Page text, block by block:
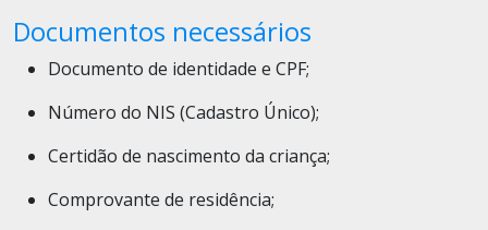
Documentos necessários
Documento de identidade e CPF;
Número do NIS (Cadastro Único);
Certidão de nascimento da criança;
Comprovante de residência;